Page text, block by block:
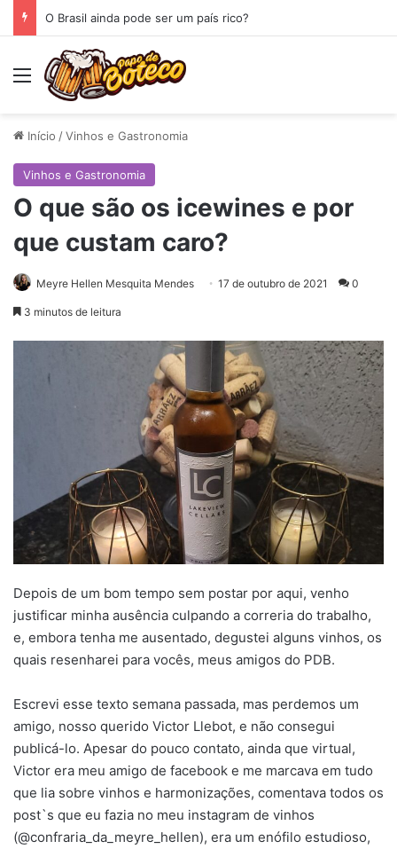
O Brasil ainda pode ser um país rico?
Menu
Início /Vinhos e Gastronomia
Vinhos e Gastronomia
O que são os icewines e por
que custam caro?
Meyre Hellen Mesquita Mendes 17 de outubro de 2021 0
3 minutos de leitura
Depois de um bom tempo sem postar por aqui, venho
justificar minha ausência culpando a correria do trabalho,
e, embora tenha me ausentado, degustei alguns vinhos, os
quais resenharei para vocês, meus amigos do PDB.
Escrevi esse texto semana passada, mas perdemos um
amigo, nosso querido Victor Llebot, e não consegui
publicá-lo. Apesar do pouco contato, ainda que virtual,
Victor era meu amigo de facebook e me marcava em tudo
que lia sobre vinhos e harmonizações, comentava todos os
post`s que eu fazia no meu instagram de vinhos
(@confraria_da_meyre_hellen), era um enófilo estudioso,